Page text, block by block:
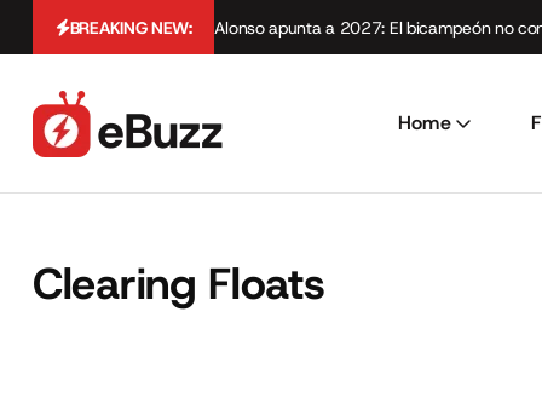
BREAKING NEW: Alonso apunta a 2027: El bicampeón no
Home
Clearing Floats